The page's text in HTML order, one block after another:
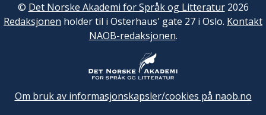
© Det Norske Akademi for Språk og Litteratur2026
Redaksjonen holder til i Osterhaus' gate 27 i Oslo. Kontakt
NAOB-redaksjonen.
Om bruk av informasjonskapsler/cookies på naob.no